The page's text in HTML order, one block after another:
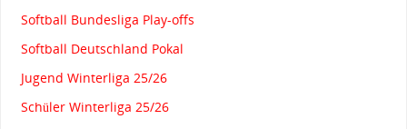
Softball Bundesliga Play-offs
Softball Deutschland Pokal
Jugend Winterliga 25/26
Schüler Winterliga 25/26